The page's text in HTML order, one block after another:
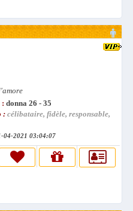
: donna 26 - 35
: célibataire, fidèle, responsable,
04-2021 03:04:07